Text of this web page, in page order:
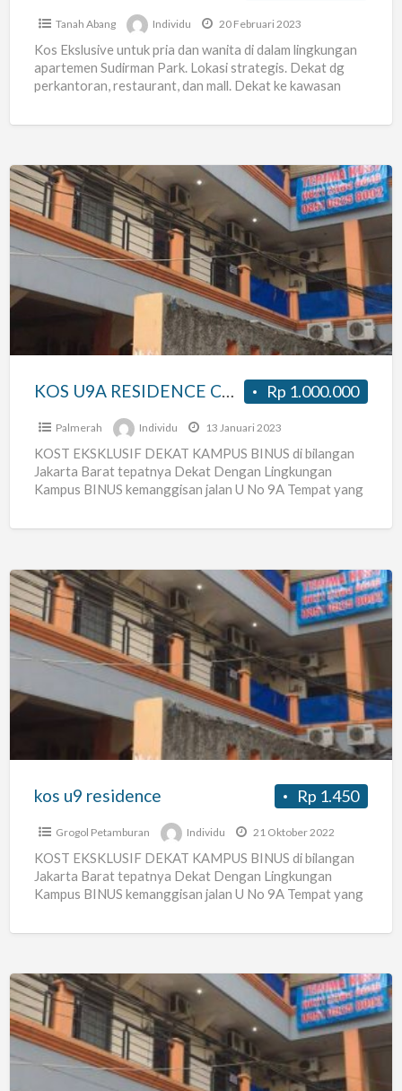
Tanah Abang Individu 20 Februari 2023
Kos Ekslusive untuk pria dan wanita di dalam lingkungan
apartemen Sudirman Park. Lokasi strategis. Dekat dg
perkantoran, restaurant, dan mall. Dekat ke kawasan
KOS
U9A
RESIDENCE
COCOK
untuk
dan
Rp 1.000.000
KOS U9A RESIDENCE COCOK untuk WFH dan ISOLASI diri
Palmerah Individu 13 Januari 2023
KOST EKSKLUSIF DEKAT KAMPUS BINUS di bilangan
Jakarta Barat tepatnya Dekat Dengan Lingkungan
Kampus BINUS kemanggisan jalan U No 9A Tempat yang
kos
u9
residence
Rp 1.450
kos u9 residence
Grogol Petamburan Individu 21 Oktober 2022
KOST EKSKLUSIF DEKAT KAMPUS BINUS di bilangan
Jakarta Barat tepatnya Dekat Dengan Lingkungan
Kampus BINUS kemanggisan jalan U No 9A Tempat yang
Kos
U9A
Residence